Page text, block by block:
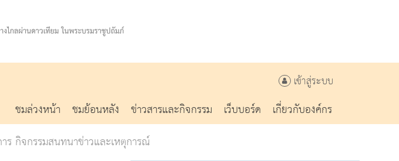
เข้าสู่ระบบ
ชมล่วงหน้า ชมย้อนหลัง ข่าวสารและกิจกรรม เว็บบอร์ด
เกี่ยวกับองค์กร
ร กิจกรรมสนทนาข่าวและเหตุการณ์